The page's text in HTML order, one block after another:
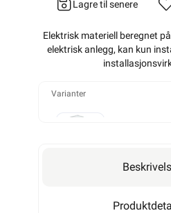
Lagre til senere
Elektrisk materiell beregnet
elektrisk anlegg, kan kun
Varianter
T40